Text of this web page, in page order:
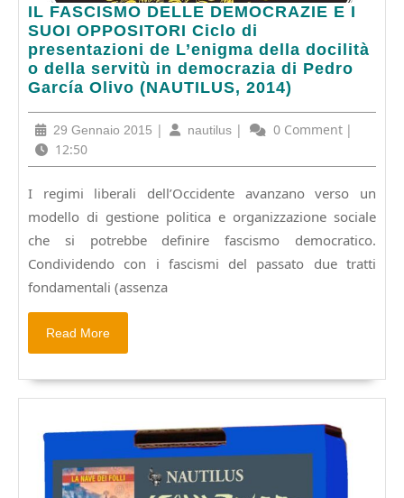
IL FASCISMO DELLE DEMOCRAZIE E I
SUOI OPPOSITORI Ciclo di
presentazioni de L’enigma della docilità
o della servitù in democrazia di Pedro
García Olivo (NAUTILUS, 2014)
IL
FASCISMO
DELLE
DEMOCRAZIE
E
SUOI
OPPOSITORI
Ciclo
presentazioni
de
L’enigma
della
o
della
servitù
in
di
García
Olivo
(NAUTILUS,
2014)
29 Gennaio 2015 29
2015
| nautilus nautilus
| 0 Comment |
12:50
I regimi liberali dell’Occidente avanzano verso un
modello di gestione politica e organizzazione sociale
che si potrebbe definire fascismo democratico.
Condividendo con i fascismi del passato due tratti
fondamentali (assenza
Read More